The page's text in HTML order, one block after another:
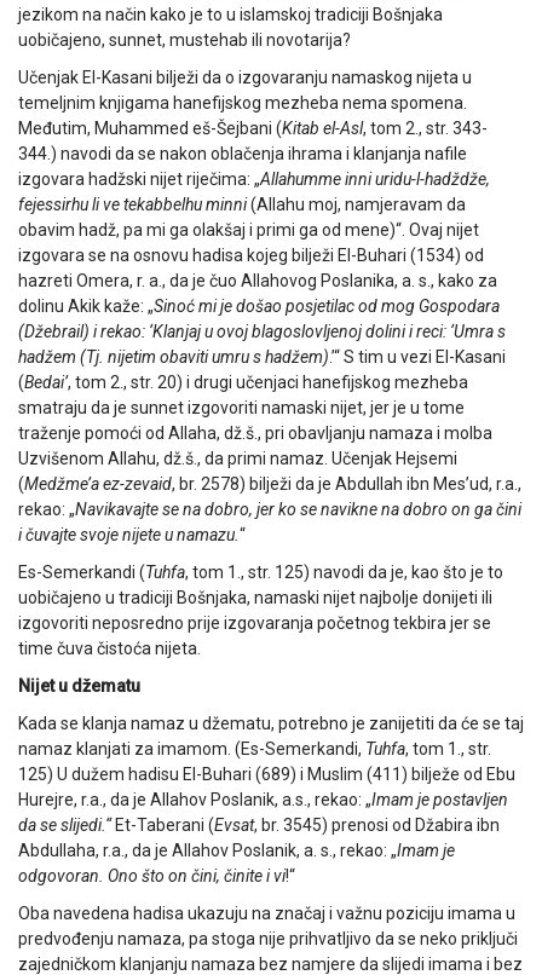
jezikom na način kako je to u islamskoj tradiciji Bošnjaka
uobičajeno, sunnet, mustehab ili novotarija?
Učenjak El-Kasani bilježi da o izgovaranju namaskog nijeta u
temeljnim knjigama hanefijskog mezheba nema spomena.
Međutim, Muhammed eš-Šejbani (Kitab el-Asl, tom 2., str. 343-
344.) navodi da se nakon oblačenja ihrama i klanjanja nafile
izgovara hadžski nijet riječima: „Allahumme inni uridu-l-hadždže,
fejessirhu li ve tekabbelhu minni(Allahu moj, namjeravam da
obavim hadž, pa mi ga olakšaj i primi ga od mene)“. Ovaj nijet
izgovara se na osnovu hadisa kojeg bilježi El-Buhari (1534) od
hazreti Omera, r. a., da je čuo Allahovog Poslanika, a. s., kako za
dolinu Akik kaže: „Sinoć mi je došao posjetilac od mog Gospodara
(Džebrail) i rekao: ‘Klanjaj u ovoj blagoslovljenoj dolini i reci: ‘Umra s
hadžem (Tj. nijetim obaviti umru s hadžem).’“ S tim u vezi El-Kasani
(Bedai’, tom 2., str. 20) i drugi učenjaci hanefijskog mezheba
smatraju da je sunnet izgovoriti namaski nijet, jer je u tome
traženje pomoći od Allaha, dž.š., pri obavljanju namaza i molba
Uzvišenom Allahu, dž.š., da primi namaz. Učenjak Hejsemi
(Medžme’a ez-zevaid, br. 2578) bilježi da je Abdullah ibn Mes’ud, r.a.,
rekao: „Navikavajte se na dobro, jer ko se navikne na dobro on ga čini
i čuvajte svoje nijete u namazu. “
Es-Semerkandi (Tuhfa, tom 1., str. 125) navodi da je, kao što je to
uobičajeno u tradiciji Bošnjaka, namaski nijet najbolje donijeti ili
izgovoriti neposredno prije izgovaranja početnog tekbira jer se
time čuva čistoća nijeta.
Nijet u džematu
Kada se klanja namaz u džematu, potrebno je zanijetiti da će se taj
namaz klanjati za imamom. (Es-Semerkandi, Tuhfa, tom 1., str.
125) U dužem hadisu El-Buhari (689) i Muslim (411) bilježe od Ebu
Hurejre, r.a., da je Allahov Poslanik, a.s., rekao: „Imam je postavljen
da se slijedi.“ Et-Taberani (Evsat, br. 3545) prenosi od Džabira ibn
Abdullaha, r.a., da je Allahov Poslanik, a. s., rekao: „Imam je
odgovoran. Ono što on čini, činite i vi!“
Oba navedena hadisa ukazuju na značaj i važnu poziciju imama u
predvođenju namaza, pa stoga nije prihvatljivo da se neko priključi
zajedničkom klanjanju namaza bez namjere da slijedi imama i bez